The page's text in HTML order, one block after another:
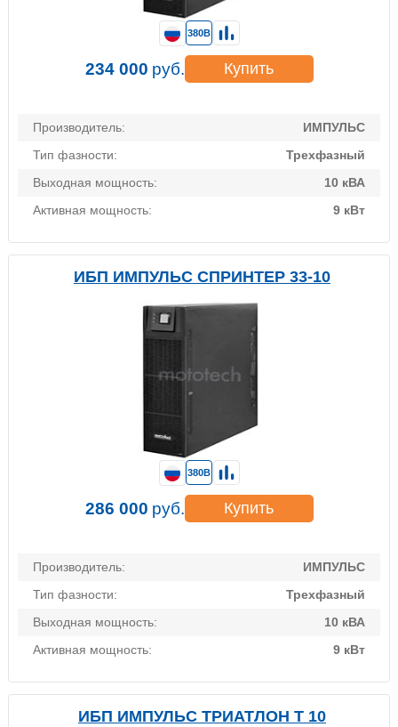
Производитель:
ИМПУЛЬС
Тип фазности:
Трехфазный
Выходная мощность:
10 кВА
Активная мощность:
9 кВт
380В
234 000 руб. Купить
ИБП ИМПУЛЬС СПРИНТЕР 33-10
Производитель:
ИМПУЛЬС
Тип фазности:
Трехфазный
Выходная мощность:
10 кВА
Активная мощность:
9 кВт
380В
286 000 руб. Купить
ИБП ИМПУЛЬС ТРИАТЛОН Т 10